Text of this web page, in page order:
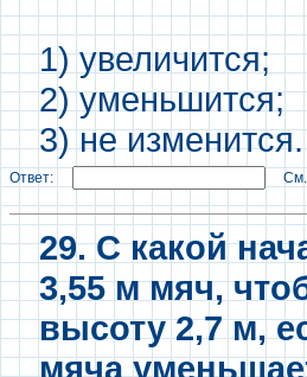
1) увеличится;
2) уменьшится;
3) не изменится.
Ответ: См.
29. С какой
3,55 м мяч,
высоту 2,7 м,
мяча